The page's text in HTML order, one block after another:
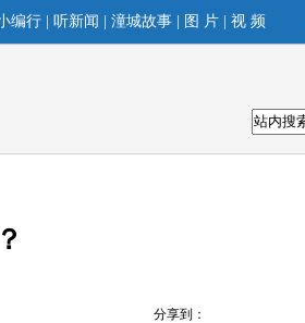
编行| 听新闻 潼城故事| 图 片| 视 频
分享到：